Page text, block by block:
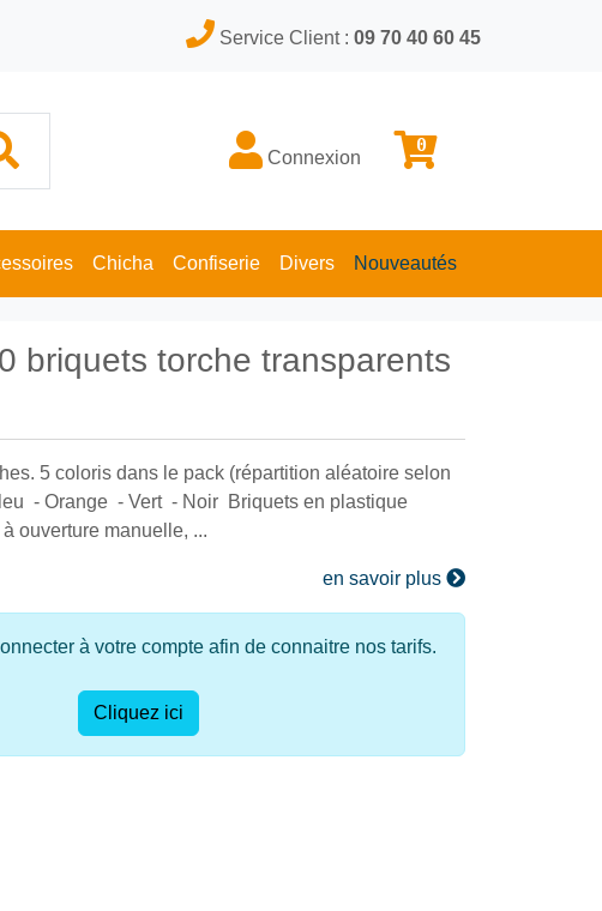
Service Client : 09 70 40 60 45
Connexion
0
Chicha Confiserie Divers Nouveautés
briquets torche transparents
5 coloris dans le pack (répartition aléatoire selon
- Orange - Vert - Noir Briquets en plastique
ouverture manuelle, ...
en savoir plus
à votre compte afin de connaitre nos tarifs.
Cliquez ici